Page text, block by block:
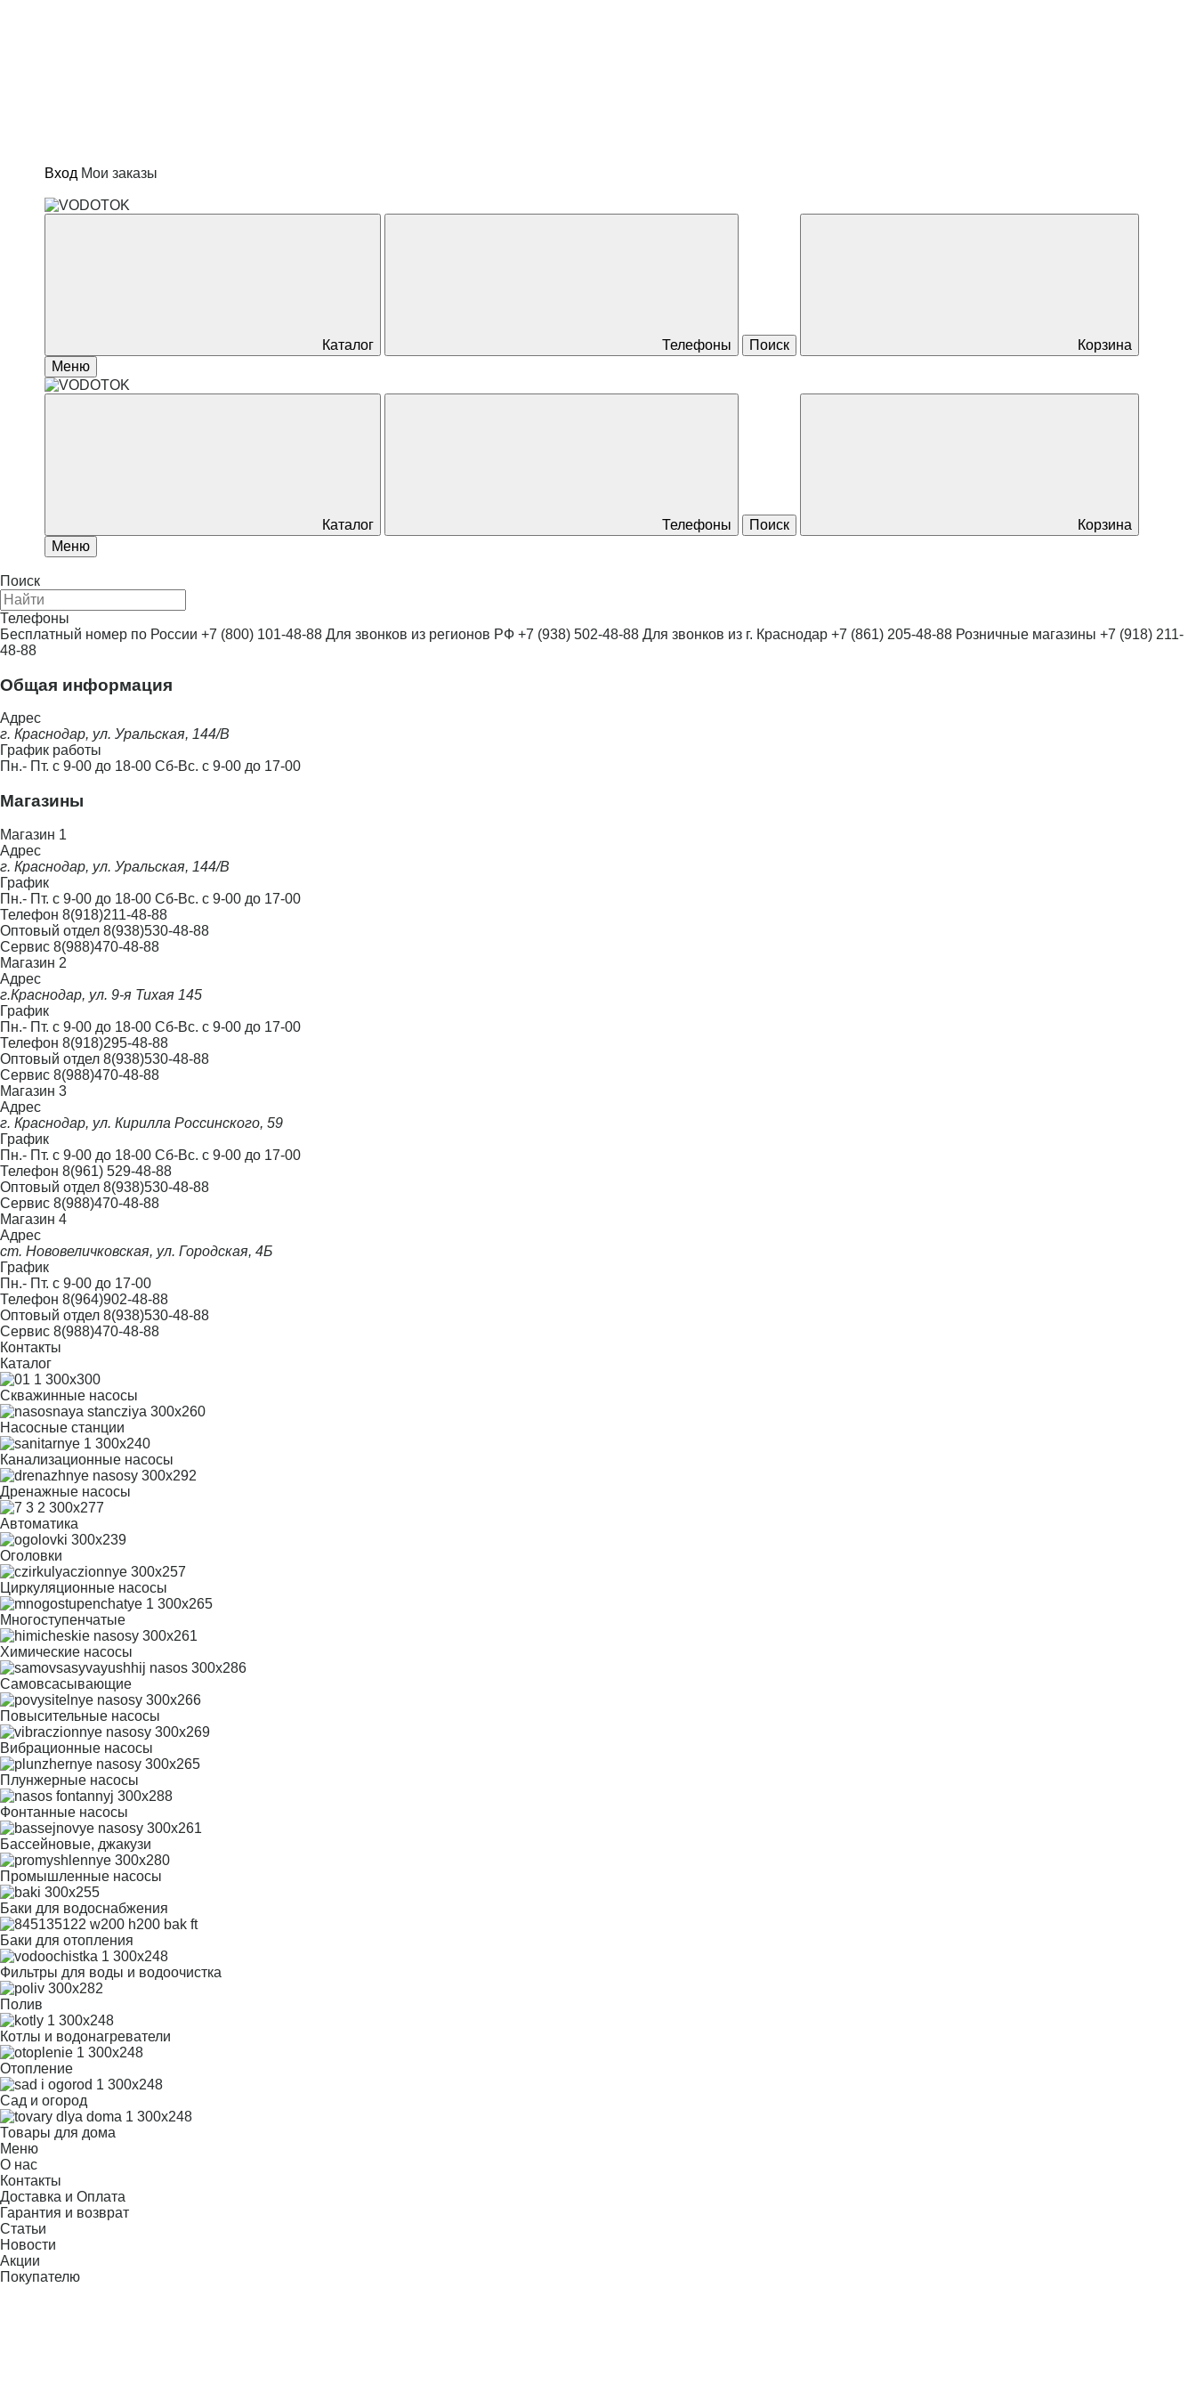
Вход Мои заказы
Каталог Телефоны Поиск
Корзина
Меню
Каталог Телефоны Поиск
Корзина
Меню
Поиск
Телефоны
Бесплатный номер по России +7 (800) 101-48-88 Для звонков из регионов РФ +7 (938) 502-48-88 Для звонков из г. Краснодар +7 (861) 205-48-88 Розничные магазины +7 (918) 211-
48-88
Общая информация
Адрес
г. Краснодар, ул. Уральская, 144/В
График работы
Пн.- Пт. с 9-00 до 18-00 Сб-Вс. с 9-00 до 17-00
Магазины
Магазин 1
Адрес
г. Краснодар, ул. Уральская, 144/В
График
Пн.- Пт. с 9-00 до 18-00 Сб-Вс. с 9-00 до 17-00
Телефон 8(918)211-48-88
Оптовый отдел 8(938)530-48-88
Сервис 8(988)470-48-88
Магазин 2
Адрес
г.Краснодар, ул. 9-я Тихая 145
График
Пн.- Пт. с 9-00 до 18-00 Сб-Вс. с 9-00 до 17-00
Телефон 8(918)295-48-88
Оптовый отдел 8(938)530-48-88
Сервис 8(988)470-48-88
Магазин 3
Адрес
г. Краснодар, ул. Кирилла Россинского, 59
График
Пн.- Пт. с 9-00 до 18-00 Сб-Вс. с 9-00 до 17-00
Телефон 8(961) 529-48-88
Оптовый отдел 8(938)530-48-88
Сервис 8(988)470-48-88
Магазин 4
Адрес
ст. Нововеличковская, ул. Городская, 4Б
График
Пн.- Пт. с 9-00 до 17-00
Телефон 8(964)902-48-88
Оптовый отдел 8(938)530-48-88
Сервис 8(988)470-48-88
Контакты
Каталог
Скважинные насосы
Насосные станции
Канализационные насосы
Дренажные насосы
Автоматика
Оголовки
Циркуляционные насосы
Многоступенчатые
Химические насосы
Самовсасывающие
Повысительные насосы
Вибрационные насосы
Плунжерные насосы
Фонтанные насосы
Бассейновые, джакузи
Промышленные насосы
Баки для водоснабжения
Баки для отопления
Фильтры для воды и водоочистка
Полив
Котлы и водонагреватели
Отопление
Сад и огород
Товары для дома
Меню
О нас
Контакты
Доставка и Оплата
Гарантия и возврат
Статьи
Новости
Акции
Покупателю